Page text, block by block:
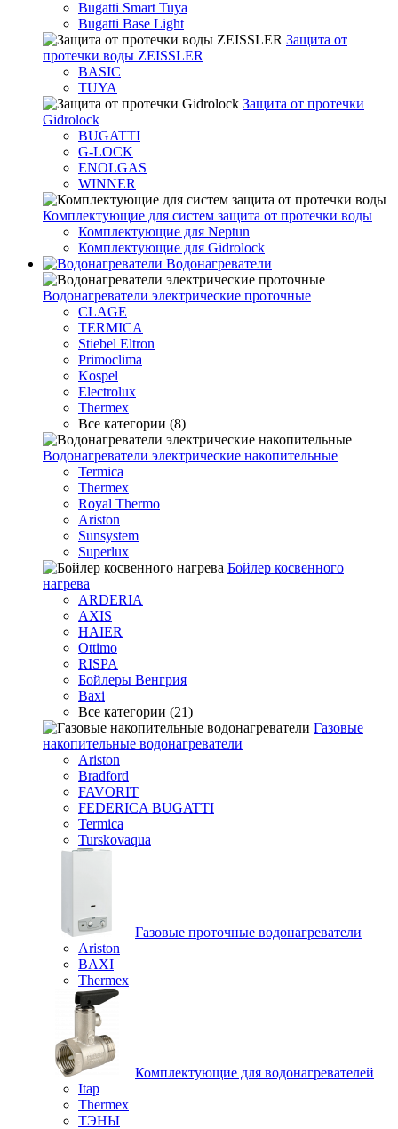
Bugatti Smart Tuya
Bugatti Base Light
Защита от
протечки воды ZEISSLER
BASIC
TUYA
Защита от протечки
Gidrolock
BUGATTI
G-LOCK
ENOLGAS
WINNER
Комплектующие для систем защита от протечки воды
Комплектующие для Neptun
Комплектующие для Gidrolock
Водонагреватели
Водонагреватeли электрические проточные
CLAGE
TERMICA
Stiebel Eltron
Primoclima
Kospel
Electrolux
Thermex
Все категории (8)
Водонагреватели электрические накопительные
Termica
Thermex
Royal Thermo
Ariston
Sunsystem
Superlux
Бойлер косвенного
нагрева
ARDERIA
AXIS
HAIER
Ottimo
RISPA
Бойлеры Венгрия
Baxi
Все категории (21)
Газовые
накопительные водонагреватели
Ariston
Bradford
FAVORIT
FEDERICA BUGATTI
Termica
Turskovaqua
Газовые проточные водонагреватели
Ariston
BAXI
Thermex
Комплектующие для водонагревателей
Itap
Thermex
ТЭНЫ